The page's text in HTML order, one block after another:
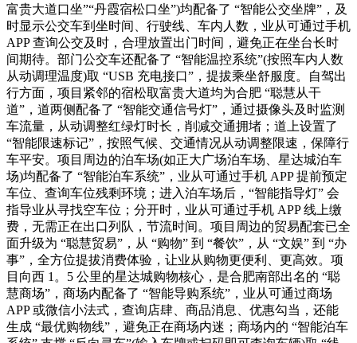
富贵大道口坐”“丹霞宿松口坐”)均配备了 “智能公交坐牌”，及
时显示公交车到坐时间、行驶线、车内人数，业从可通过手机
APP 查询公交及时，合理放置出门时间，避免正在坐台长时
间期待。部门公交车还配备了 “智能温控系统”(按照车内人数
从动调理温度)取 “USB 充电接口”，提拔乘坐舒服度。自驾出
行方面，项目紧邻的宿松取富贵大道均为合肥 “聪慧从干
道”，道两侧配备了 “智能交通信号灯”，通过摄像头及时监测
车流量，从动调整红绿灯时长，削减交通拥堵；道上设置了
“智能限速标记”，按照气候、交通情况从动调整限速，保障行
车平安。项目周边的泊车场(如正大广场泊车场、星达城泊车
场)均配备了 “智能泊车系统”，业从可通过手机 APP 提前预定
车位、查询车位残剩环境；进入泊车场后，“智能指导灯” 会
指导业从寻找空车位；分开时，业从可通过手机 APP 线上缴
费，无需正在出口列队，节流时间。项目周边的贸易配套已全
面升级为 “聪慧贸易”，从 “购物” 到 “餐饮”，从 “文娱” 到 “办
事”，全方位提拔消费体验，让业从购物更便利、更高效。项
目向西 1。5 公里的星达城购物核心，是合肥南部出名的 “聪
慧商场”，商场内配备了 “智能导购系统”，业从可通过商场
APP 或微信小法式，查询店肆、商品消息、优惠勾当，还能
生成 “最优购物线”，避免正在商场内迷；商场内的 “智能泊车